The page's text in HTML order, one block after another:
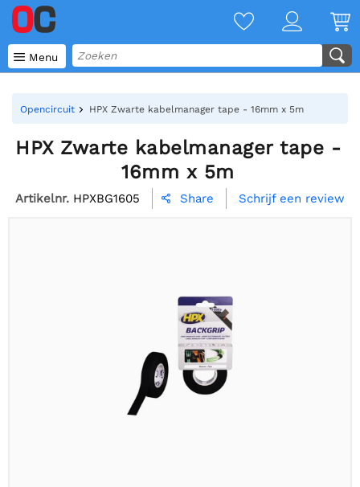
 Menu
Opencircuit HPX Zwarte kabelmanager tape - 16mm x 5m
HPX Zwarte kabelmanager tape -
16mm x 5m
Artikelnr. HPXBG1605  Share Schrijf een review